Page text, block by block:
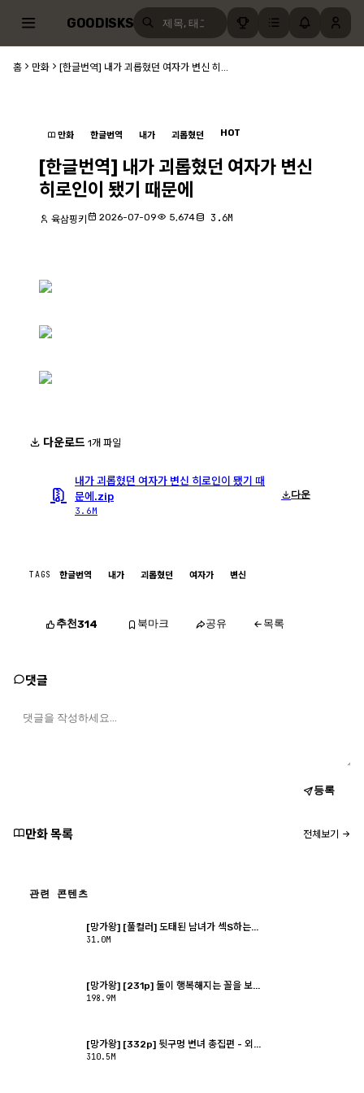
GOODISKS
홈 만화 [한글번역] 내가 괴롭혔던 여자가 변신 히...
만화 한글번역 내가 괴롭혔던 HOT
[한글번역] 내가 괴롭혔던 여자가 변신
히로인이 됐기 때문에
육삼핑키 2026-07-09 5,674 3.6M
다운로드 1개 파일
내가 괴롭혔던 여자가 변신 히로인이 됐기 때
문에.zip
3.6M
다운
TAGS 한글번역 내가 괴롭혔던 여자가 변신
추천314 북마크 공유 목록
댓글
등록
만화 목록 전체보기
관련 콘텐츠
[망가왕] [풀컬러] 도태된 남녀가 섹S하는...
31.0M
[망가왕] [231p] 둘이 행복해지는 꼴을 보...
198.9M
[망가왕] [332p] 뒷구멍 변녀 총집편 - 외...
310.5M